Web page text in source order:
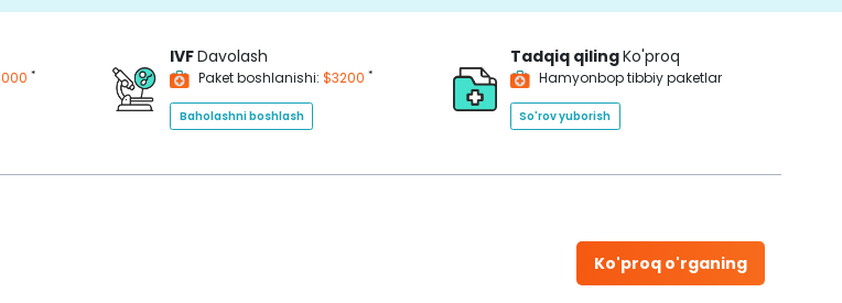
*
IVFDavolash
Paket boshlanishi: $3200 *
Baholashni boshlash
Tadqiq qilingKo'proq
Hamyonbop tibbiy paketlar
So'rov yuborish
Ko'proq o'rganing